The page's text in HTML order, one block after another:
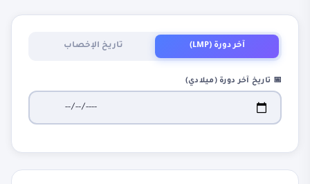
آخر دورة (LMP) تاريخ الإخصاب
📅 تاريخ آخر دورة (ميلادي)